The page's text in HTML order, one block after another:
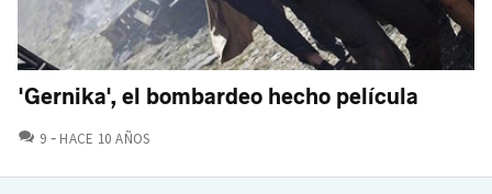
'Gernika', el bombardeo hecho película
9 COMENTARIOS
HACE 10 AÑOS